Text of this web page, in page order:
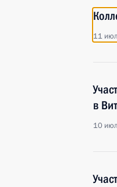
11
в
10